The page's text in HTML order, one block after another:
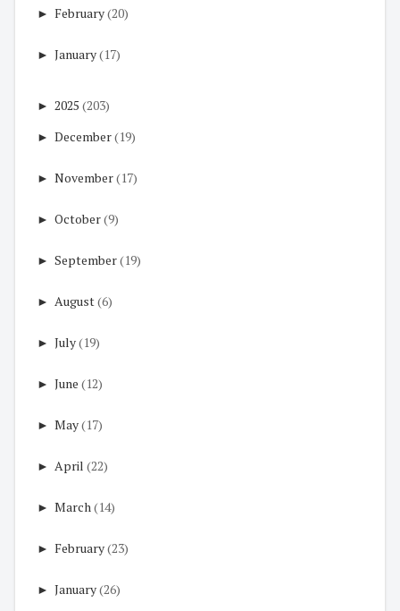
► February(20)
► January(17)
► 2025 (203)
► December(19)
► November(17)
► October(9)
► September(19)
► August(6)
► July(19)
► June (12)
► May(17)
► April (22)
► March(14)
► February(23)
► January(26)